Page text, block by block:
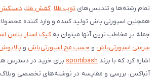
تمام رشته‌ها و تندیس‌های توپ طلا، کفش طلا، دستکش
همچنین اسپورتی باش تولید کننده و وارد کننده
جمله پر مخاطب ترین آنها میتوان به کیک استار پلاس
سرعتی اسپورتی‌باش و چسب مچ اسپورتی‌باش و
اشاره کرد که با برند sportibash برای خرید در دسترس
آنباکس، بررسی‌ و مقایسه در نوشته‌های تخصصی وبلاگ